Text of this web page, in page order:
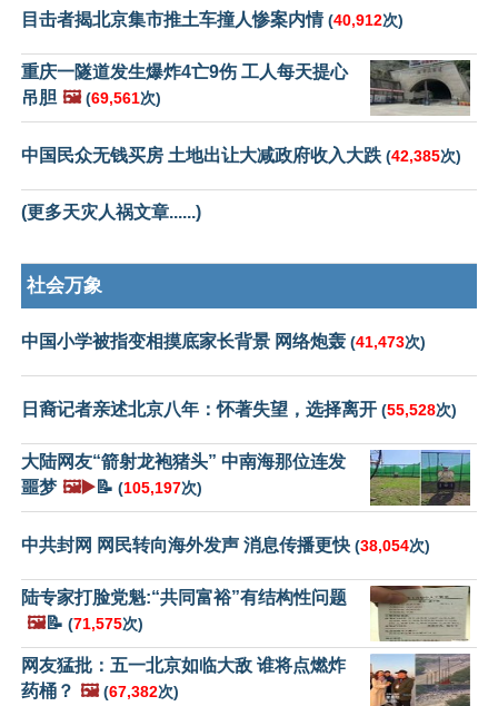
目击者揭北京集市推土车撞人惨案内情(40,912次)
重庆一隧道发生爆炸4亡9伤 工人每天提心
吊胆 🖼️ (69,561次)
中国民众无钱买房 土地出让大减政府收入大跌 (42,385次)
(更多天灾人祸文章......)
社会万象
中国小学被指变相摸底家长背景 网络炮轰 (41,473次)
日裔记者亲述北京八年：怀著失望，选择离开 (55,528次)
大陆网友“箭射龙袍猪头” 中南海那位连发
噩梦 🖼️▶️📝 (105,197次)
中共封网 网民转向海外发声 消息传播更快 (38,054次)
陆专家打脸党魁:“共同富裕”有结构性问题
🖼️📝 (71,575次)
网友猛批：五一北京如临大敌 谁将点燃炸
药桶？ 🖼️ (67,382次)